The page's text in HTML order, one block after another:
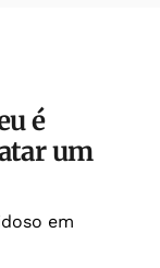
é
um
em